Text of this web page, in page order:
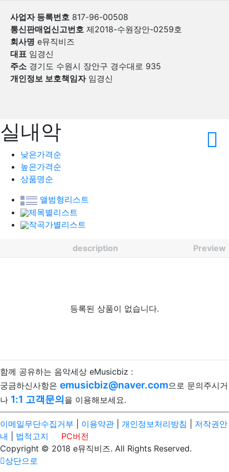
사업자 등록번호 817-96-00508
통신판매업신고번호 제2018-수원장안-0259호
회사명 e뮤직비즈
대표 임경신
주소 경기도 수원시 장안구 경수대로 935
개인정보 보호책임자임경신
실내악
낮은가격순
높은가격순
상품명순
앨범형리스트
제목별리스트
작곡가별리스트
description Preview
등록된 상품이 없습니다.
함께 공유하는 음악세상 eMusicbiz :
궁금하신사항은 emusicbiz@naver.com으로 문의주시거
나 1:1 고객문의을 이용해보세요.
이메일무단수집거부 이용약관 개인정보처리방침
저작권안
내
법적고지
PC버전
Copyright © 2018 e뮤직비즈. All Rights Reserved.
상단으로